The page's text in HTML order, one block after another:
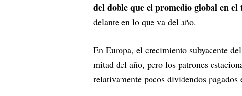
del doble que el promedio global en
delante en lo que va del año.
En Europa, el crecimiento subyacente
mitad del año, pero los patrones
relativamente pocos dividendos pagados